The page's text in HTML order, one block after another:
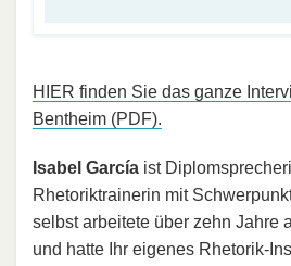
HIER finden Sie das ganze
Bentheim (PDF).
Isabel García ist
Rhetoriktrainerin mit
selbst arbeitete über zehn Jahre
und hatte Ihr eigenes Rhetorik-